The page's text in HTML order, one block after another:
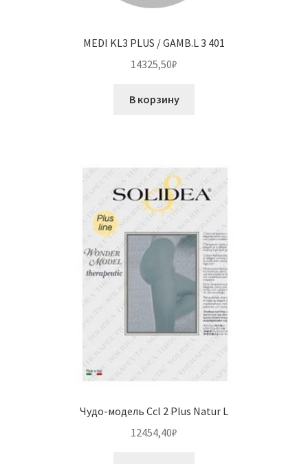
MEDI KL3 PLUS / GAMB.L 3 401
14325,50₽
В корзину
Чудо-модель Ccl 2 Plus Natur L
12454,40₽